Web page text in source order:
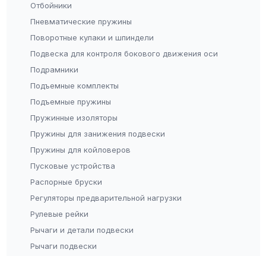
Отбойники
Пневматические пружины
Поворотные кулаки и шпиндели
Подвеска для контроля бокового движения оси
Подрамники
Подъемные комплекты
Подъемные пружины
Пружинные изоляторы
Пружины для занижения подвески
Пружины для койловеров
Пусковые устройства
Распорные бруски
Регуляторы предварительной нагрузки
Рулевые рейки
Рычаги и детали подвески
Рычаги подвески